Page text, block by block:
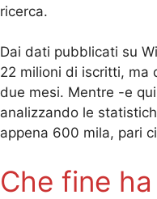
ricerca.
Dai dati pubblicati su
22 milioni di iscritti, ma
due mesi. Mentre -e
analizzando le
appena 600 mila, pari
Che fine